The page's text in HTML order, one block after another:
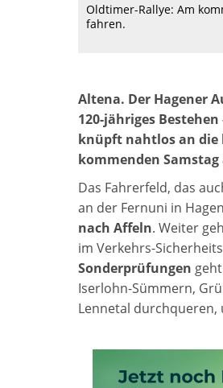
Oldtimer-Rallye: Am
fahren.
Altena. Der Hagener
120-jähriges
knüpft nahtlos an die
kommenden
Das Fahrerfeld, das
an der Fernuni in
nach Affeln. Weiter
im Verkehrs-
Sonderprüfungen
Iserlohn-Sümmern,
Lennetal durchqueren,